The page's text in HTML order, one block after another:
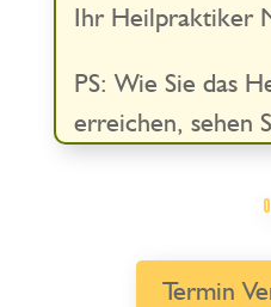
Ihr Heilpraktiker
PS: Wie Sie das
erreichen, sehen
Termin